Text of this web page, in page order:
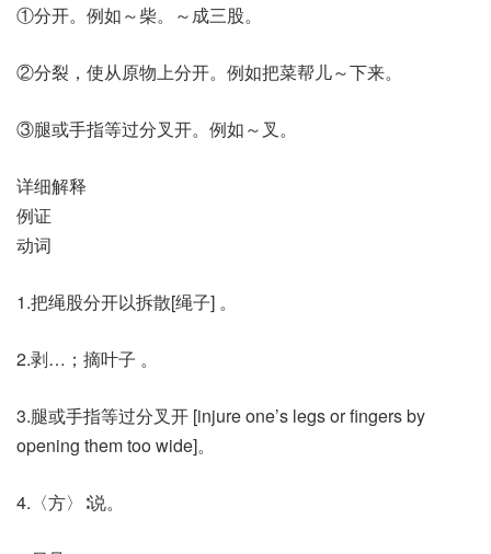
①分开。例如～柴。～成三股。
②分裂，使从原物上分开。例如把菜帮儿～下来。
③腿或手指等过分叉开。例如～叉。
详细解释
例证
动词
1.把绳股分开以拆散[绳子] 。
2.剥…；摘叶子 。
3.腿或手指等过分叉开 [injure one’s legs or fingers by
opening them too wide]。
4.〈方〉∶说。